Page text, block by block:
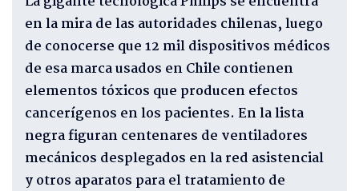
en la mira de las autoridades chilenas, luego
de conocerse que 12 mil dispositivos médicos
de esa marca usados en Chile contienen
elementos tóxicos que producen efectos
cancerígenos en los pacientes. En la lista
negra figuran centenares de ventiladores
mecánicos desplegados en la red asistencial
y otros aparatos para el tratamiento de